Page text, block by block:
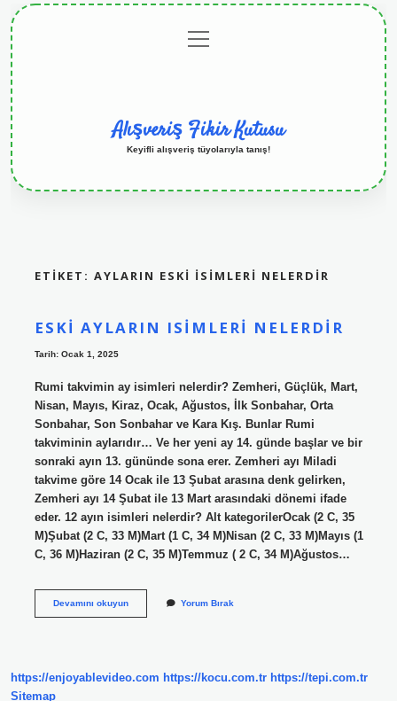
menüyü
aç
Alışveriş Fikir Kutusu
Keyifli alışveriş tüyolarıyla tanış!
ETIKET: AYLARIN ESKI ISIMLERI NELERDIR
ESKI AYLARIN ISIMLERI NELERDIR
Tarih: Ocak 1, 2025
Rumi takvimin ay isimleri nelerdir? Zemheri, Güçlük, Mart,
Nisan, Mayıs, Kiraz, Ocak, Ağustos, İlk Sonbahar, Orta
Sonbahar, Son Sonbahar ve Kara Kış. Bunlar Rumi
takviminin aylarıdır… Ve her yeni ay 14. günde başlar ve bir
sonraki ayın 13. gününde sona erer. Zemheri ayı Miladi
takvime göre 14 Ocak ile 13 Şubat arasına denk gelirken,
Zemheri ayı 14 Şubat ile 13 Mart arasındaki dönemi ifade
eder. 12 ayın isimleri nelerdir? Alt kategorilerOcak (2 C, 35
M)Şubat (2 C, 33 M)Mart (1 C, 34 M)Nisan (2 C, 33 M)Mayıs (1
C, 36 M)Haziran (2 C, 35 M)Temmuz ( 2 C, 34 M)Ağustos…
Devamını okuyunEski
Yorum Bırak
https://enjoyablevideo.com https://kocu.com.tr https://tepi.com.tr
Sitemap